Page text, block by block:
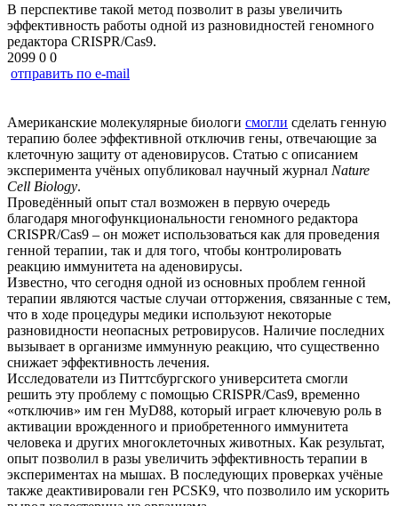
В перспективе такой метод позволит в разы увеличить
эффективность работы одной из разновидностей геномного
редактора CRISPR/Cas9.
2099 0 0
отправить по e-mail
Американские молекулярные биологи смогли сделать генную
терапию более эффективной отключив гены, отвечающие за
клеточную защиту от аденовирусов. Статью с описанием
эксперимента учёных опубликовал научный журнал Nature
Cell Biology.
Проведённый опыт стал возможен в первую очередь
благодаря многофункциональности геномного редактора
CRISPR/Cas9 – он может использоваться как для проведения
генной терапии, так и для того, чтобы контролировать
реакцию иммунитета на аденовирусы.
Известно, что сегодня одной из основных проблем генной
терапии являются частые случаи отторжения, связанные с тем,
что в ходе процедуры медики используют некоторые
разновидности неопасных ретровирусов. Наличие последних
вызывает в организме иммунную реакцию, что существенно
снижает эффективность лечения.
Исследователи из Питтсбургского университета смогли
решить эту проблему с помощью CRISPR/Cas9, временно
«отключив» им ген MyD88, который играет ключевую роль в
активации врожденного и приобретенного иммунитета
человека и других многоклеточных животных. Как результат,
опыт позволил в разы увеличить эффективность терапии в
экспериментах на мышах. В последующих проверках учёные
также деактивировали ген PCSK9, что позволило им ускорить